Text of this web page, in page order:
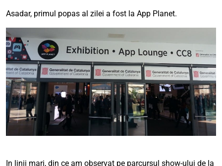
Asadar, primul popas al zilei a fost la App Planet.
In linii mari, din ce am observat pe parcursul show-ului de la